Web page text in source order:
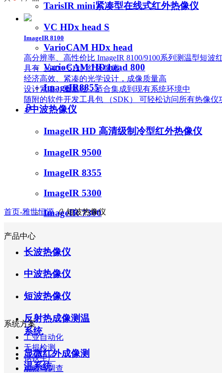
TarisIR mini紧凑型在线式红外热像仪
VC HDx head S
VarioCAM HDx head
VarioCAM HD head 800
ImageIR8855
ꀁ中波热像仪
ImageIR HD 高清级制冷型红外热像仪
ImageIR 9500
ImageIR 8355
ImageIR 5300
ImageIR 7300
ꀁ短波热像仪
ImageIR 8100
ꀁ反射热成像测温系统
反射热成像测温系统-ImageTR
ꀁ显微红外成像测温系统
显微红外成像测温系统
ꀁE-LIT半导体器件缺陷检测锁相热成像系统
ImageIR 8100
高分辨率、高性价比 ImageIR 8100/9100系列测温型短波
具有（640 × 512）红外像素
经济高效、紧凑的光学设计，成像质量高
设计紧凑、重量轻，适合集成到现有系统环境中
随附的软件开发工具包 （SDK） 可轻松访问所有热像仪
首页-雅世恒源 ꄲ 短波热像仪
产品中心
长波热像仪
中波热像仪
短波热像仪
反射热成像测温
系统
显微红外成像测
温系统
系统方案
工业自动化
无损检测
钢铁生产
观察与调查